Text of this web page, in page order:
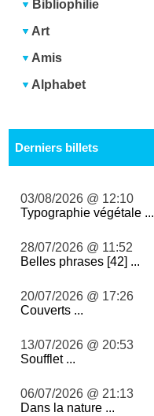
Bibliophilie
Art
Amis
Alphabet
Derniers billets
03/08/2026 @ 12:10
Typographie végétale ...
28/07/2026 @ 11:52
Belles phrases [42] ...
20/07/2026 @ 17:26
Couverts ...
13/07/2026 @ 20:53
Soufflet ...
06/07/2026 @ 21:13
Dans la nature ...